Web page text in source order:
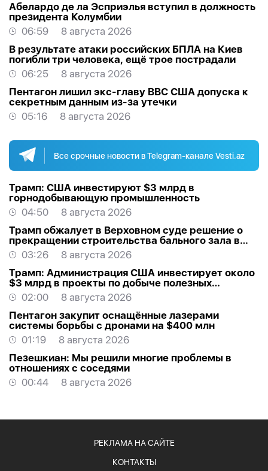
Абелардо де ла Эсприэлья вступил в должность
президента Колумбии
06:59
8 августа 2026
В результате атаки российских БПЛА на Киев
погибли три человека, ещё трое пострадали
06:25
8 августа 2026
Пентагон лишил экс-главу ВВС США допуска к
секретным данным из-за утечки
05:16
8 августа 2026
Все срочные новости в Telegram-канале Vesti.az
Трамп: США инвестируют $3 млрд в
горнодобывающую промышленность
04:50
8 августа 2026
Трамп обжалует в Верховном суде решение о
прекращении строительства бального зала в
Белом доме
03:26
8 августа 2026
Трамп: Администрация США инвестирует около
$3 млрд в проекты по добыче полезных
ископаемых
02:00
8 августа 2026
Пентагон закупит оснащённые лазерами
системы борьбы с дронами на $400 млн
01:19
8 августа 2026
Пезешкиан: Мы решили многие проблемы в
отношениях с соседями
00:44
8 августа 2026
РЕКЛАМА НА САЙТЕ
КОНТАКТЫ